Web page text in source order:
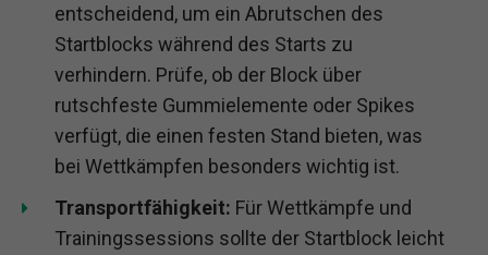
entscheidend, um ein Abrutschen des
Startblocks während des Starts zu
verhindern. Prüfe, ob der Block über
rutschfeste Gummielemente oder Spikes
verfügt, die einen festen Stand bieten, was
bei Wettkämpfen besonders wichtig ist.
Transportfähigkeit: Für Wettkämpfe und
Trainingssessions sollte der Startblock leicht